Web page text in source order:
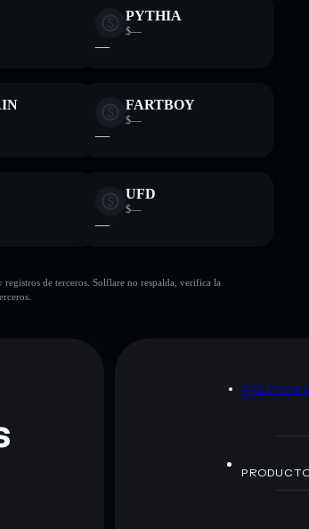
PYTHIA
$—
—
FARTBOY
$—
—
UFD
$—
—
de terceros. Solflare no respalda, verifica la
POLÍTICA